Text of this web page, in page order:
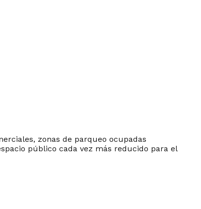
zonas de parqueo ocupadas
público cada vez más reducido para el